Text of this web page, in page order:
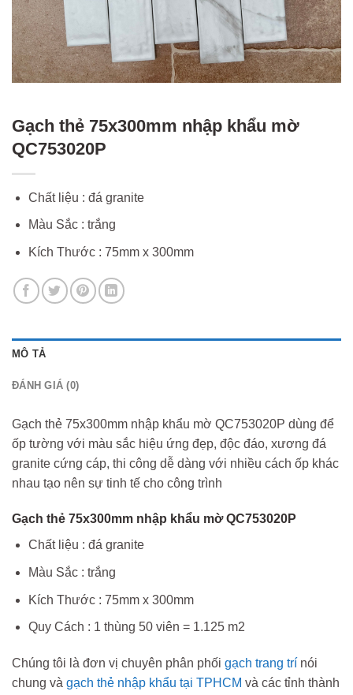
Gạch thẻ 75x300mm nhập khẩu mờ
QC753020P
Chất liệu : đá granite
Màu Sắc : trắng
Kích Thước : 75mm x 300mm
MÔ TẢ
ĐÁNH GIÁ (0)
Gạch thẻ 75x300mm nhập khẩu mờ QC753020P dùng để
ốp tường với màu sắc hiệu ứng đẹp, độc đáo, xương đá
granite cứng cáp, thi công dễ dàng với nhiều cách ốp khác
nhau tạo nên sự tinh tế cho công trình
Gạch thẻ 75x300mm nhập khẩu mờ QC753020P
Chất liệu : đá granite
Màu Sắc : trắng
Kích Thước : 75mm x 300mm
Quy Cách : 1 thùng 50 viên = 1.125 m2
Chúng tôi là đơn vị chuyên phân phối gạch trang trí nói
chung và gạch thẻ nhập khẩu tại TPHCM và các tỉnh thành